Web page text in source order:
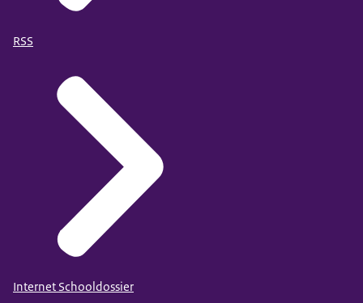
RSS
Internet Schooldossier